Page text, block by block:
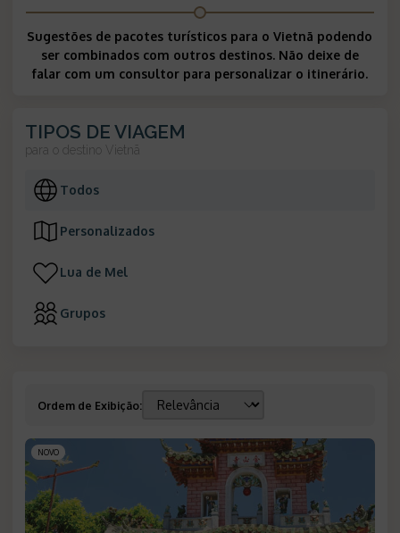
Sugestões de pacotes turísticos para o Vietnã podendo
ser combinados com outros destinos. Não deixe de
falar com um consultor para personalizar o itinerário.
TIPOS DE VIAGEM
para o destino Vietnã
Todos
Personalizados
Lua de Mel
Grupos
Ordem de Exibição:
NOVO